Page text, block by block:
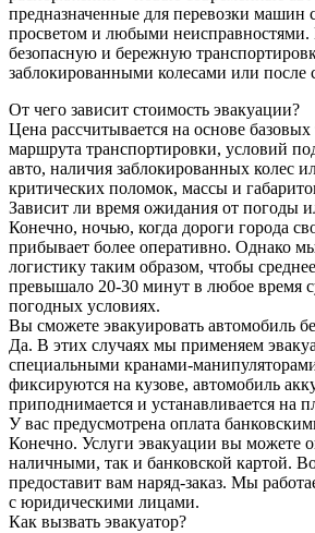
предназначенные для перевозки
просветом и любыми неисправностями.
безопасную и бережную
заблокированными колесами или
От чего зависит стоимость эвакуации?
Цена рассчитывается на основе
маршрута транспортировки, условий
авто, наличия заблокированных колес
критических поломок, массы и
Зависит ли время ожидания от погоды
Конечно, ночью, когда дороги города
прибывает более оперативно. Однако
логистику таким образом, чтобы
превышало 20-30 минут в любое время
погодных условиях.
Вы сможете эвакуировать автомобиль
Да. В этих случаях мы применяем
специальными кранами-
фиксируются на кузове, автомобиль
приподнимается и устанавливается на
У вас предусмотрена оплата
Конечно. Услуги эвакуации вы можете
наличными, так и банковской картой.
предоставит вам наряд-заказ. Мы
с юридическими лицами.
Как вызвать эвакуатор?